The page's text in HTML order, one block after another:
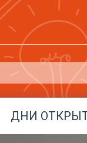
ДНИ